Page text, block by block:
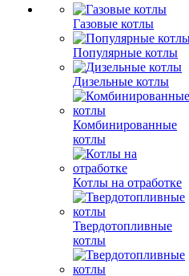
Газовые котлы
Популярные котлы
Дизельные котлы
Комбинированные
котлы
Котлы на отработке
Твердотопливные
котлы